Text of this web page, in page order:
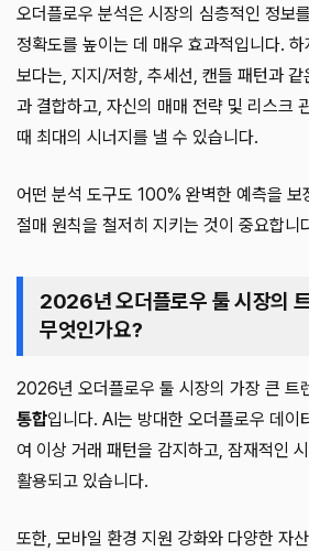
오더플로우 분석은 시장의 심층적인 정보
정확도를 높이는 데 매우 효과적입니다.
보다는, 지지/저항, 추세선, 캔들 패턴과 같
과 결합하고, 자신의 매매 전략 및 리스크
때 최대의 시너지를 낼 수 있습니다.
어떤 분석 도구도 100% 완벽한 예측을 보
절매 원칙을 철저히 지키는 것이 중요합니
2026년 오더플로우 툴 시장의
무엇인가요?
2026년 오더플로우 툴 시장의 가장 큰 트
통합입니다. AI는 방대한 오더플로우 데이
여 이상 거래 패턴을 감지하고, 잠재적인
활용되고 있습니다.
또한, 모바일 환경 지원 강화와 다양한 자